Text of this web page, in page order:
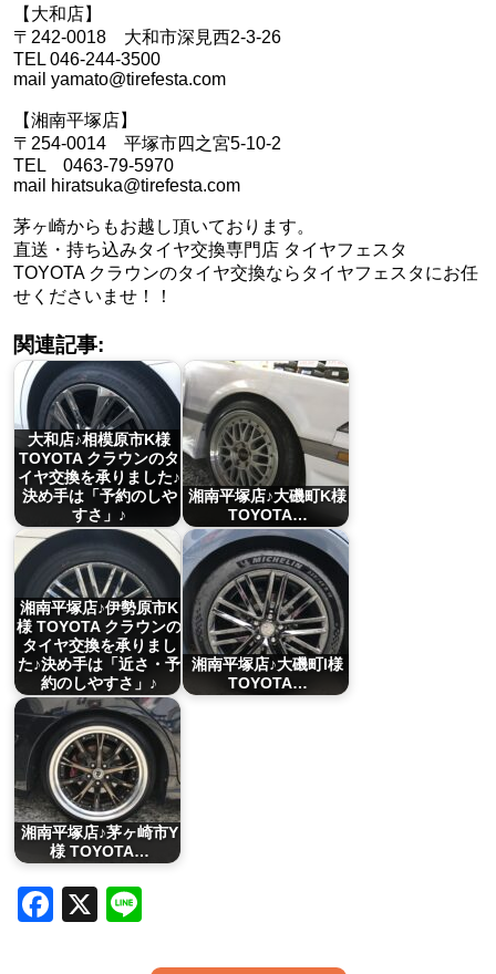
【大和店】
〒242-0018 大和市深見西2-3-26
TEL 046-244-3500
mail yamato@tirefesta.com
【湘南平塚店】
〒254-0014 平塚市四之宮5-10-2
TEL 0463-79-5970
mail hiratsuka@tirefesta.com
茅ヶ崎からもお越し頂いております。
直送・持ち込みタイヤ交換専門店 タイヤフェスタ
TOYOTA クラウンのタイヤ交換ならタイヤフェスタにお任
せくださいませ！！
関連記事:
大和店♪相模原市K様
TOYOTA クラウンのタ
イヤ交換を承りました♪
決め手は「予約のしや
すさ」♪
湘南平塚店♪大磯町K様
TOYOTA…
湘南平塚店♪伊勢原市K
様 TOYOTA クラウンの
タイヤ交換を承りまし
た♪決め手は「近さ・予
約のしやすさ」♪
湘南平塚店♪大磯町I様
TOYOTA…
湘南平塚店♪茅ヶ崎市Y
様 TOYOTA…
Facebook
X